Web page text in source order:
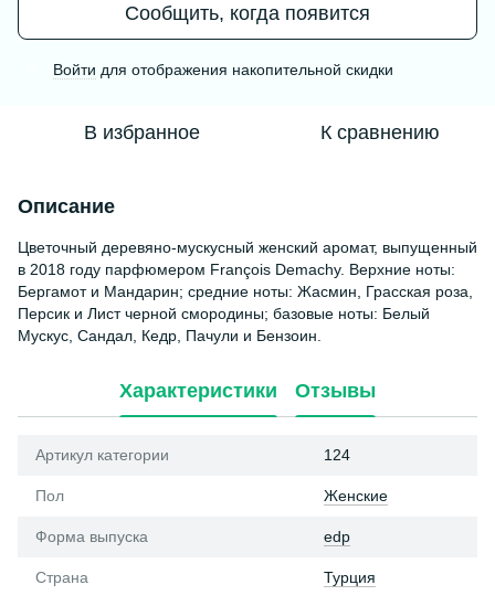
Сообщить, когда появится
Войти для отображения накопительной скидки
В избранное К сравнению
Описание
Цветочный деревяно-мускусный женский аромат, выпущенный
в 2018 году парфюмером François Demachy. Верхние ноты:
Бергамот и Мандарин; средние ноты: Жасмин, Грасская роза,
Персик и Лист черной смородины; базовые ноты: Белый
Мускус, Сандал, Кедр, Пачули и Бензоин.
Характеристики Отзывы
Артикул категории 124
Пол Женские
Форма выпуска edp
Страна Турция